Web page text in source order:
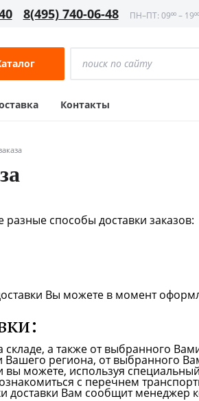
8(495) 740-06-48 ПН–ПТ: 09⁰⁰ – 19⁰⁰
Контакты
способы доставки заказов:
Вы можете в момент
а также от выбранного
Вашего региона, от выбранного
вы можете, используя
с перечнем
доставки Вам сообщит менеджер